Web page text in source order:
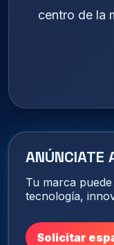
centro de la
ANÚNCIATE
Tu marca
tecnología,
Solicitar